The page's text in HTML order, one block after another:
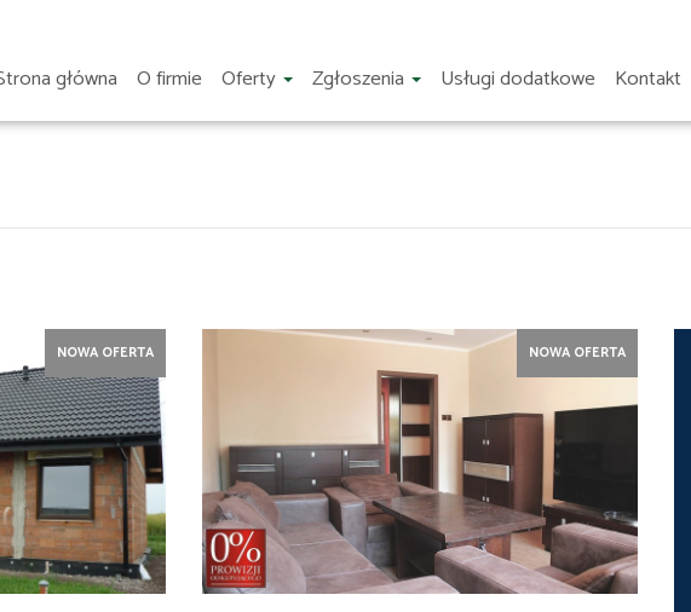
główna O firmie Oferty Zgłoszenia Usługi dodatkowe Kontakt
NOWA OFERTA NOWA OFERTA